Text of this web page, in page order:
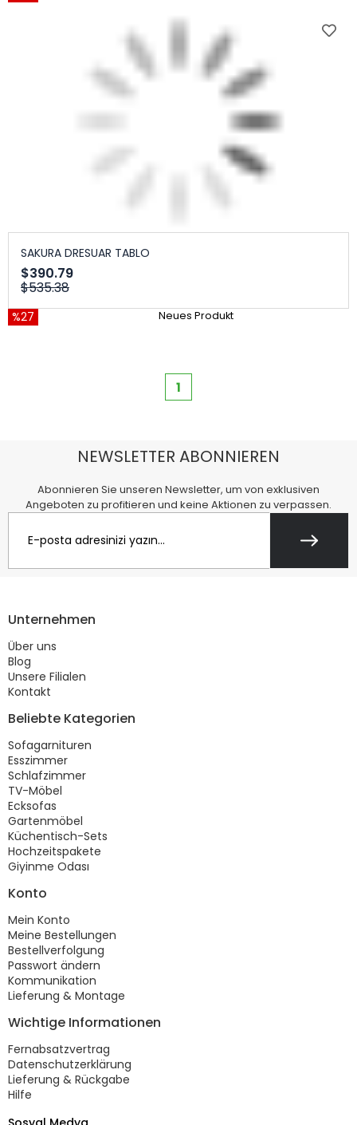
SAKURA DRESUAR TABLO
$390.79
$535.38
%27 Neues Produkt
1
NEWSLETTER ABONNIEREN
Abonnieren Sie unseren Newsletter, um von exklusiven
Angeboten zu profitieren und keine Aktionen zu verpassen.
Unternehmen
Über uns
Blog
Unsere Filialen
Kontakt
Beliebte Kategorien
Sofagarnituren
Esszimmer
Schlafzimmer
TV-Möbel
Ecksofas
Gartenmöbel
Küchentisch-Sets
Hochzeitspakete
Giyinme Odası
Konto
Mein Konto
Meine Bestellungen
Bestellverfolgung
Passwort ändern
Kommunikation
Lieferung & Montage
Wichtige Informationen
Fernabsatzvertrag
Datenschutzerklärung
Lieferung & Rückgabe
Hilfe